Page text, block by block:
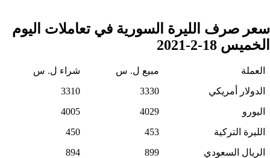
سعر صرف الليرة السورية في تعاملات اليوم
الخميس 18-2-2021
العملة مبيع ل. س
شراء ل. س
الدولار أمريكي
3330
3310
اليورو
4029
4005
الليرة التركية
453
450
الريال السعودي
899
894